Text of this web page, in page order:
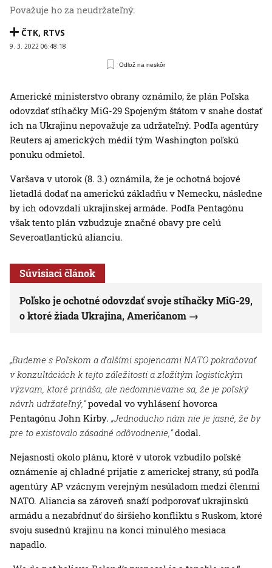
Považuje ho za neudržateľný.
ČTK, RTVS
9. 3. 2022 06:48:18
Odlož na neskôr
Americké ministerstvo obrany oznámilo, že plán Poľska
odovzdať stíhačky MiG-29 Spojeným štátom v snahe dostať
ich na Ukrajinu nepovažuje za udržateľný. Podľa agentúry
Reuters aj amerických médií tým Washington poľskú
ponuku odmietol.
Varšava v utorok (8. 3.) oznámila, že je ochotná bojové
lietadlá dodať na americkú základňu v Nemecku, následne
by ich odovzdali ukrajinskej armáde. Podľa Pentagónu
však tento plán vzbudzuje značné obavy pre celú
Severoatlantickú alianciu.
Súvisiaci článok
Poľsko je ochotné odovzdať svoje stíhačky MiG-29,
o ktoré žiada Ukrajina, Američanom
„Budeme s Poľskom a ďalšími spojencami NATO pokračovať
v konzultáciách k tejto záležitosti a zložitým logistickým
výzvam, ktoré prináša, ale nedomnievame sa, že je poľský
návrh udržateľný,“povedal vo vyhlásení hovorca
Pentagónu John Kirby. „Jednoducho nám nie je jasné, že by
pre to existovalo zásadné odôvodnenie,“dodal.
Nejasnosti okolo plánu, ktoré v utorok vzbudilo poľské
oznámenie aj chladné prijatie z americkej strany, sú podľa
agentúry AP vzácnym verejným nesúladom medzi členmi
NATO. Aliancia sa zároveň snaží podporovať ukrajinskú
armádu a nezabŕdnuť do širšieho konfliktu s Ruskom, ktoré
svoju susednú krajinu na konci minulého mesiaca
napadlo.